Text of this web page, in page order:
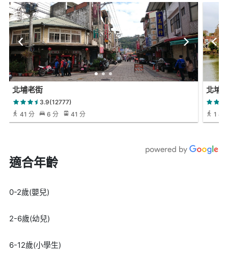
北埔老街
3.9(12777)
41 分
6 分 41 分
北埔
1 小
適合年齡
0-2歲(嬰兒)
2-6歲(幼兒)
6-12歲(小學生)